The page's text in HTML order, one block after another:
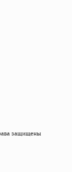
защищены